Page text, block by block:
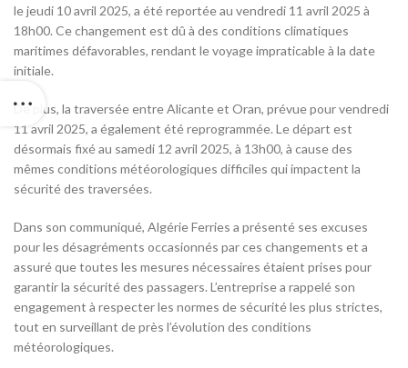
le jeudi 10 avril 2025, a été reportée au vendredi 11 avril 2025 à
18h00. Ce changement est dû à des conditions climatiques
maritimes défavorables, rendant le voyage impraticable à la date
initiale.
De plus, la traversée entre Alicante et Oran, prévue pour vendredi
11 avril 2025, a également été reprogrammée. Le départ est
désormais fixé au samedi 12 avril 2025, à 13h00, à cause des
mêmes conditions météorologiques difficiles qui impactent la
sécurité des traversées.
Dans son communiqué, Algérie Ferries a présenté ses excuses
pour les désagréments occasionnés par ces changements et a
assuré que toutes les mesures nécessaires étaient prises pour
garantir la sécurité des passagers. L’entreprise a rappelé son
engagement à respecter les normes de sécurité les plus strictes,
tout en surveillant de près l’évolution des conditions
météorologiques.